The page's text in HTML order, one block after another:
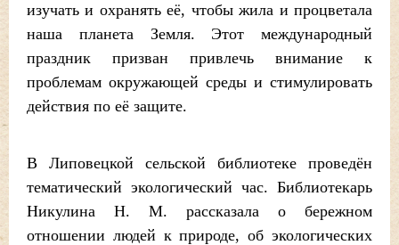
изучать и охранять её, чтобы жила и процветала
наша планета Земля. Этот международный
праздник призван привлечь внимание к
проблемам окружающей среды и стимулировать
действия по её защите.
В Липовецкой сельской библиотеке проведён
тематический экологический час. Библиотекарь
Никулина Н. М. рассказала о бережном
отношении людей к природе, об экологических